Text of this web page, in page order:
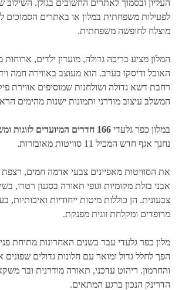
העליון ובסמוך לאתרים החשובים בגולן. השילוב
לפעילות משפחתית במלון או באתרים הסמוכים
מוצלח לחופשה משפחתית.
המלון מציע בריכה גדולה, מועדון ילדים,
האוכל ודיסקו בערב. הוא מעוצב באווירה חמה
רחבת דשא גדולה ושולחנות שמוסיפים אווירת
המשלב עיצוב מודרני ותמונות ישנות מהימים
במלון כפר גלעדי 166 חדרים המיועדים לזוגות ומשפחות
נחנך אגף חדש המכיל 11 סוויטות מאובזרות.
את הסוויטות מאפיינים צבעי אדמה חמים,
אבני בזלת מקומיות וגופי תאורה בסגנון רטרו,
צבעונית. הן כוללות מיטות ייחודיות ואיכותיות,
מרופדים ומקלחת זוגית מפנקת.
מלון כפר גלעדי עבר בשנים האחרונות מתיחת
הפך לחלל גדול ומואר עם חלונות גדולים שפונים
והחרמון. ריהוט עדכני, תאורה מודרנית ובר
הדרינק הנכון ברגע המתאים.